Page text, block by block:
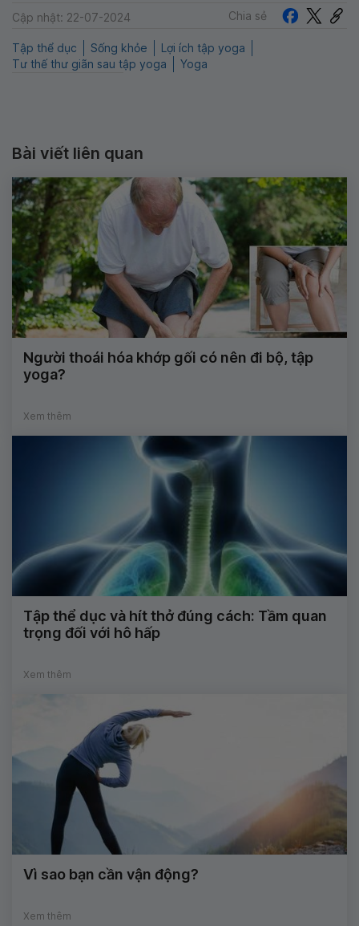
Cập nhật: 22-07-2024 Chia sẻ
Tập thể dục Sống khỏe
Lợi ích tập yoga
Tư thế thư giãn sau tập yoga
Yoga
Bài viết liên quan
Người thoái hóa khớp gối có nên đi bộ, tập
yoga?
Xem thêm
Tập thể dục và hít thở đúng cách: Tầm quan
trọng đối với hô hấp
Xem thêm
Vì sao bạn cần vận động?
Xem thêm